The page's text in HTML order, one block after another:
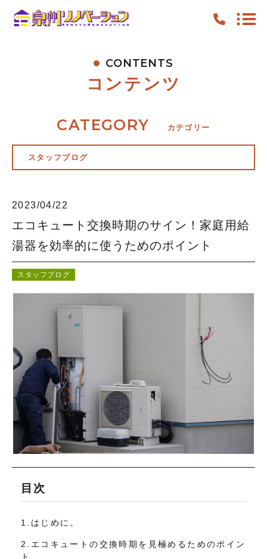
FEATURE
WORK
NEWS
CONTENTS
ACCESS
コンテンツ
CONTENTS
コンテンツ
2023/04/22
エコキュート交換時期のサイン！家庭用給
湯器を効率的に使うためのポイント
スタッフブログ
目次
1.はじめに。
2.エコキュートの交換時期を見極めるためのポイン
ト
CATEGORY カテゴリー
スタッフブログ